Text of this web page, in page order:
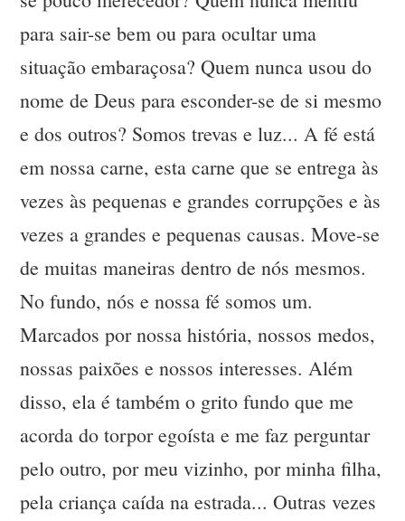
para sair-se bem ou para ocultar uma
situação embaraçosa? Quem nunca usou do
nome de Deus para esconder-se de si mesmo
e dos outros? Somos trevas e luz... A fé está
em nossa carne, esta carne que se entrega às
vezes às pequenas e grandes corrupções e às
vezes a grandes e pequenas causas. Move-se
de muitas maneiras dentro de nós mesmos.
No fundo, nós e nossa fé somos um.
Marcados por nossa história, nossos medos,
nossas paixões e nossos interesses. Além
disso, ela é também o grito fundo que me
acorda do torpor egoísta e me faz perguntar
pelo outro, por meu vizinho, por minha filha,
pela criança caída na estrada... Outras vezes